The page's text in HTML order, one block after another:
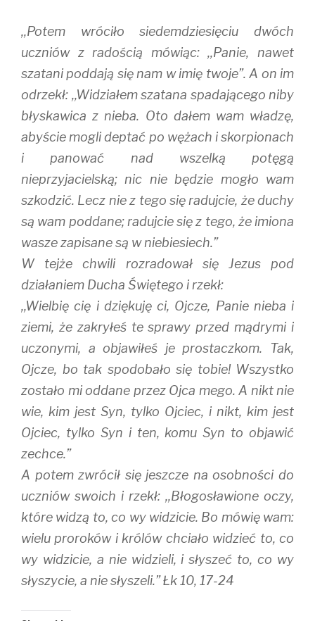
,,Potem wróciło siedemdziesięciu dwóch
uczniów z radością mówiąc: ,,Panie, nawet
szatani poddają się nam w imię twoje”. A on im
odrzekł: ,,Widziałem szatana spadającego niby
błyskawica z nieba. Oto dałem wam władzę,
abyście mogli deptać po wężach i skorpionach
i panować nad wszelką potęgą
nieprzyjacielską; nic nie będzie mogło wam
szkodzić. Lecz nie z tego się radujcie, że duchy
są wam poddane; radujcie się z tego, że imiona
wasze zapisane są w niebiesiech.”
W tejże chwili rozradował się Jezus pod
działaniem Ducha Świętego i rzekł:
,,Wielbię cię i dziękuję ci, Ojcze, Panie nieba i
ziemi, że zakryłeś te sprawy przed mądrymi i
uczonymi, a objawiłeś je prostaczkom. Tak,
Ojcze, bo tak spodobało się tobie! Wszystko
zostało mi oddane przez Ojca mego. A nikt nie
wie, kim jest Syn, tylko Ojciec, i nikt, kim jest
Ojciec, tylko Syn i ten, komu Syn to objawić
zechce.”
A potem zwrócił się jeszcze na osobności do
uczniów swoich i rzekł: ,,Błogosławione oczy,
które widzą to, co wy widzicie. Bo mówię wam:
wielu proroków i królów chciało widzieć to, co
wy widzicie, a nie widzieli, i słyszeć to, co wy
słyszycie, a nie słyszeli.” Łk 10, 17-24